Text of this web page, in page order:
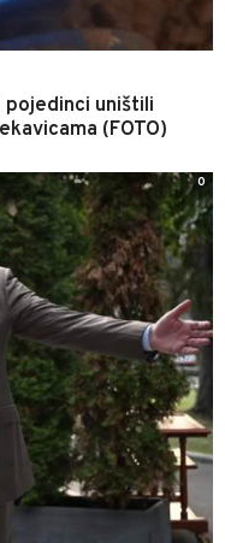
pojedinci uništili
(FOTO)
0